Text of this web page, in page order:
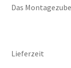
Das
Lieferzeit